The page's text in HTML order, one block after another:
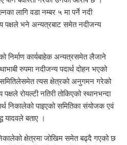
लागि वडा नम्बर ५ मा पर्ने नदी
पक्षले भने अन्यत्रबाट समेत नदीजन्य
निर्माण कार्यबाहेक अन्यत्रसमेत लैजाने
रुपमा नदीजन्य पदार्थ दोहन भएको
त्यस क्षेत्रको अनुगमन गरेको
रोयल्टी नतिरी तोकिएको स्थानभन्दा
निकालेको पाइएको समितिका संयोजक एवं
यादवले बताए ।
क्षेत्रमा जोखिम समेत बढ्दै गएको छ